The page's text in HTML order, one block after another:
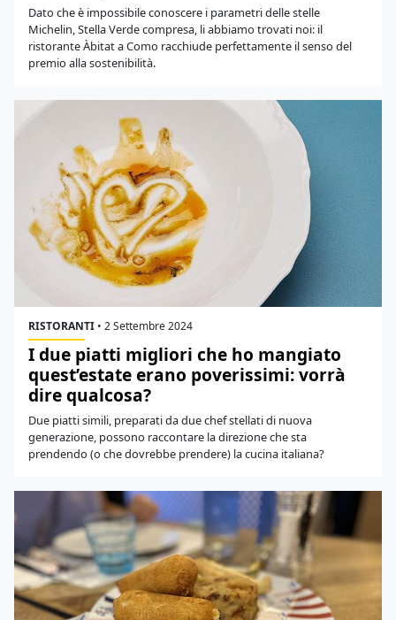
Dato che è impossibile conoscere i parametri delle stelle
Michelin, Stella Verde compresa, li abbiamo trovati noi: il
ristorante Àbitat a Como racchiude perfettamente il senso del
premio alla sostenibilità.
RISTORANTI • 2 Settembre 2024
I due piatti migliori che ho mangiato
quest’estate erano poverissimi: vorrà
dire qualcosa?
Due piatti simili, preparati da due chef stellati di nuova
generazione, possono raccontare la direzione che sta
prendendo (o che dovrebbe prendere) la cucina italiana?